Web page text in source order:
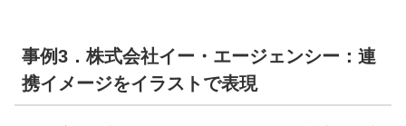
事例3．株式会社イー・エージェンシー：連
携イメージをイラストで表現